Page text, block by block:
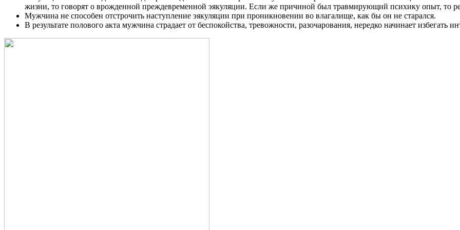
жизни, то говорят о врожденной преждевременной эякуляции. Если же причиной был травмирующий психику опыт, то
Мужчина не способен отстрочить наступление эякуляции при проникновении во влагалище, как бы он не старался.
В результате полового акта мужчина страдает от беспокойства, тревожности, разочарования, нередко начинает избегать